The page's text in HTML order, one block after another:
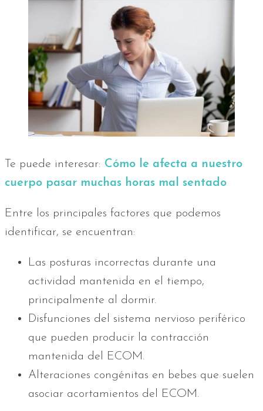
Te puede interesar: Cómo le afecta a nuestro
cuerpo pasar muchas horas mal sentado
Entre los principales factores que podemos
identificar, se encuentran:
Las posturas incorrectas durante una
actividad mantenida en el tiempo,
principalmente al dormir.
Disfunciones del sistema nervioso periférico
que pueden producir la contracción
mantenida del ECOM.
Alteraciones congénitas en bebes que suelen
asociar acortamientos del ECOM.